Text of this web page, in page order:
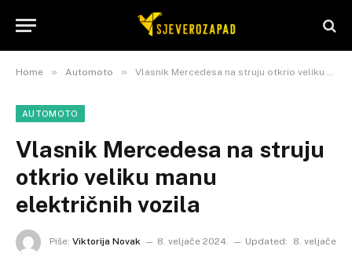
Home » Automoto » Vlasnik Mercedesa na struju otkrio veliku manu električnih vozila
AUTOMOTO
Vlasnik Mercedesa na struju
otkrio veliku manu
električnih vozila
Piše: Viktorija Novak 8. veljače 2024. Updated:
8. veljače